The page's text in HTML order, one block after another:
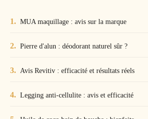
MUA maquillage : avis sur la marque
Pierre d'alun : déodorant naturel sûr ?
Avis Revitiv : efficacité et résultats réels
Legging anti-cellulite : avis et efficacité